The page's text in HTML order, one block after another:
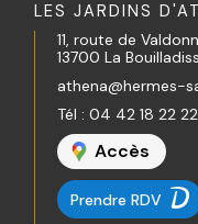
LES JARDINS
11, route de
13700 La
athena@hermes-
Tél :04 42 18 22 22
Accès
Prendre RDV